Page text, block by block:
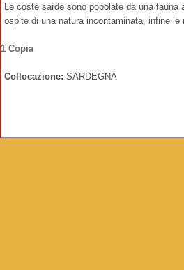
Le coste sarde sono popolate da una
ospite di una natura incontaminata, infine
1 Copia
Collocazione: SARDEGNA